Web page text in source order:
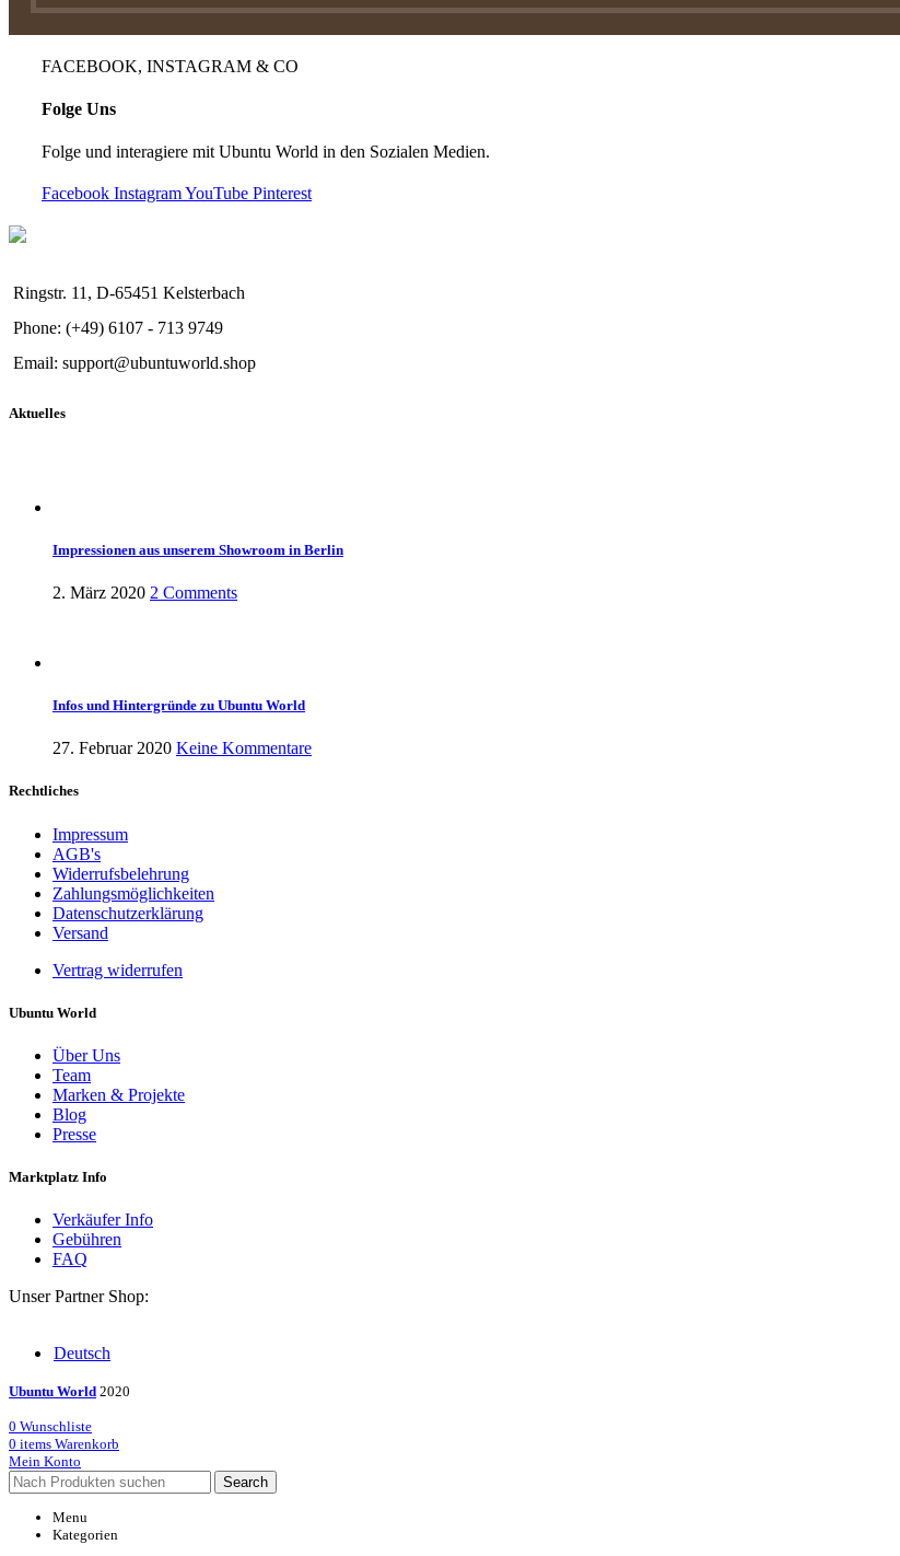
FACEBOOK, INSTAGRAM & CO
Folge Uns
Folge und interagiere mit Ubuntu World in den Sozialen Medien.
Facebook InstagramYouTube Pinterest
Ringstr. 11, D-65451 Kelsterbach
Phone: (+49) 6107 - 713 9749
Email: support@ubuntuworld.shop
Aktuelles
Impressionen aus unserem Showroom in Berlin
2. März 2020 2 Comments
Infos und Hintergründe zu Ubuntu World
27. Februar 2020 Keine Kommentare
Rechtliches
Impressum
AGB's
Widerrufsbelehrung
Zahlungsmöglichkeiten
Datenschutzerklärung
Versand
Vertrag widerrufen
Ubuntu World
Über Uns
Team
Marken & Projekte
Blog
Presse
Marktplatz Info
Verkäufer Info
Gebühren
FAQ
Unser Partner Shop:
Deutsch
Ubuntu World 2020
0 Wunschliste
0 items Warenkorb
Mein Konto
Search
Menu
Kategorien